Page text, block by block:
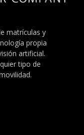
matrículas y
propia
artificial.
tipo de